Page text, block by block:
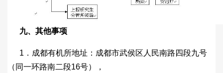
九、其他事项
1．成都有机所地址：成都市武侯区人民南路四段九号
（同一环路南二段16号），